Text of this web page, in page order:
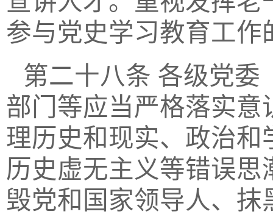
参与党史学习教育工作
第二十八条 各级党委
部门等应当严格落实
理历史和现实、政治
历史虚无主义等错误
毁党和国家领导人、